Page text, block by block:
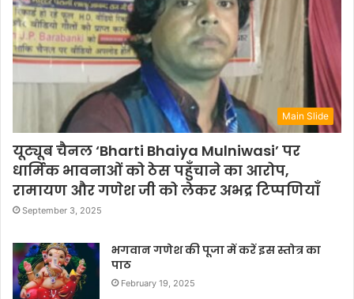
Main Slide
यूट्यूब चैनल ‘Bharti Bhaiya Mulniwasi’ पर
धार्मिक भावनाओं को ठेस पहुँचाने का आरोप,
रामायण और गणेश जी को लेकर अभद्र टिप्पणियाँ
September 3, 2025
भगवान गणेश की पूजा में करें इस स्तोत्र का
पाठ
February 19, 2025